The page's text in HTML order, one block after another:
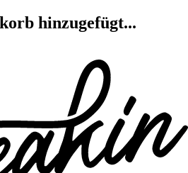
hinzugefügt...